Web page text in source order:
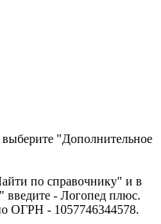
"Дополнительное
по справочнику" и в
введите - Логопед плюс.
ОГРН - 1057746344578.